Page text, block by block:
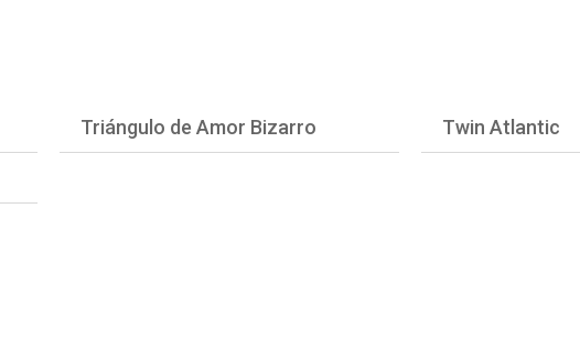
Triángulo de Amor Bizarro Twin Atlantic